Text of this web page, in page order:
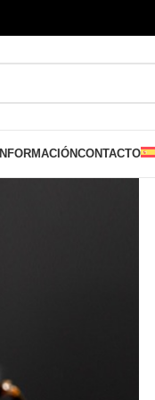
INFORMACIÓNCONTACTO